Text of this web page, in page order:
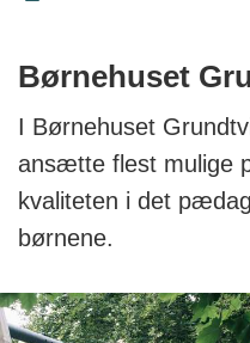
Børnehuset
I Børnehuset
ansætte flest mulige
kvaliteten i det
børnene.